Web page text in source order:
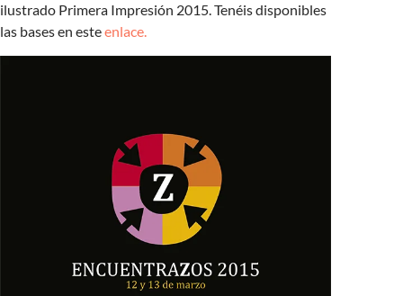
ilustrado Primera Impresión 2015. Tenéis disponibles
las bases en esteenlace.